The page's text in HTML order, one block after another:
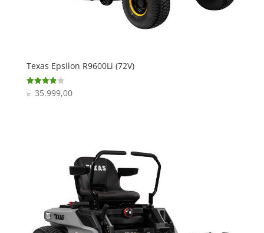
Texas Epsilon R9600Li (72V)
Vurderet
3.9
kr.35.999,00